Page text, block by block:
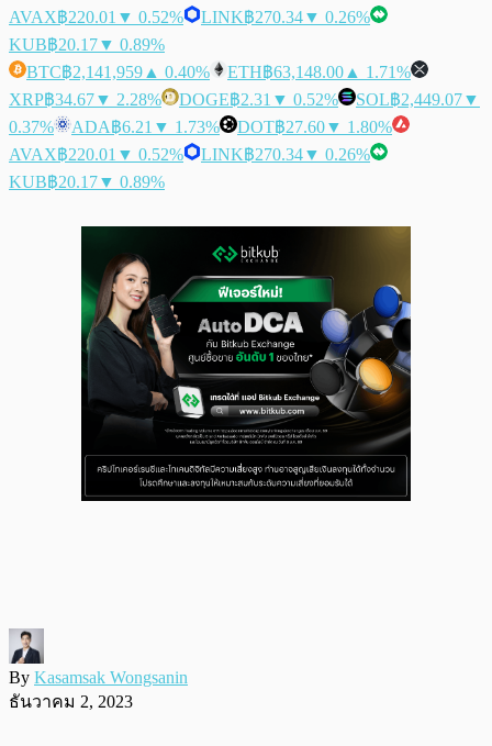
AVAX฿220.01 ▼ 0.52% LINK฿270.34▼ 0.26%
KUB฿20.17▼ 0.89%
BTC฿2,141,959 ▲ 0.40% ETH฿63,148.00 ▲ 1.71%
XRP฿34.67▼ 2.28% DOGE฿2.31 ▼ 0.52% SOL฿2,449.07▼
0.37%
ADA฿6.21 ▼ 1.73% DOT฿27.60▼ 1.80%
AVAX฿220.01 ▼ 0.52% LINK฿270.34▼ 0.26%
KUB฿20.17▼ 0.89%
By Kasamsak Wongsanin
ธันวาคม 2, 2023